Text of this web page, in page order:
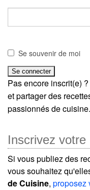
Se souvenir de moi
Pas encore inscrit(e) ?
et partager des
passionnés de cuisine.
Inscrivez votre
Si vous publiez des
vous souhaitez
de Cuisine, proposez